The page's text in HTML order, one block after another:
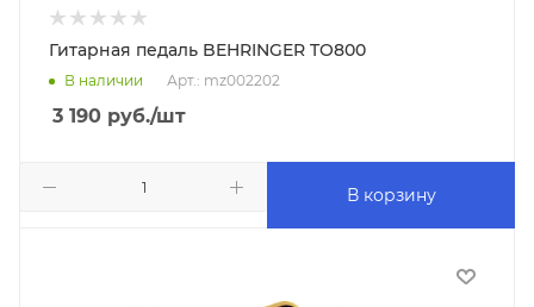
Гитарная педаль BEHRINGER TO800
В наличии Арт.: mz002202
3 190 руб./шт
В корзину